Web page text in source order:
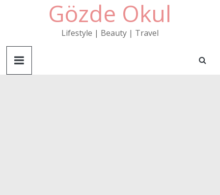
Gözde Okul
Lifestyle | Beauty | Travel